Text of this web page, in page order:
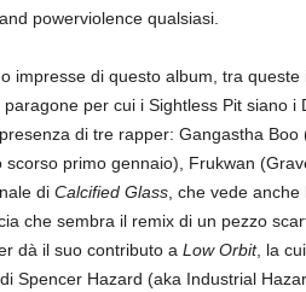
powerviolence qualsiasi.
impresse di questo album, tra
per cui i Sightless Pit siano i
di tre rapper: Gangastha
primo gennaio), Frukwan
di Calcified Glass, che vede anche
che sembra il remix di un pezzo
dà il suo contributo a Low Orbit, la
Spencer Hazard (aka Industrial